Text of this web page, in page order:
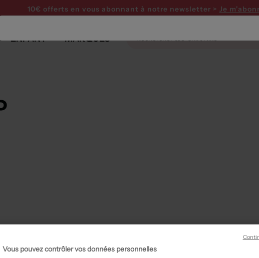
10€ offerts en vous abonnant à notre newsletter > Je
ENFANT MARQUES
Vous pouvez contrôler vos données personnelles